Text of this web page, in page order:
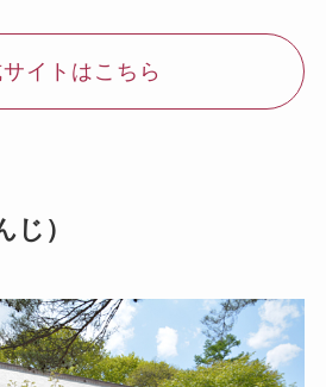
イトはこちら
じ）